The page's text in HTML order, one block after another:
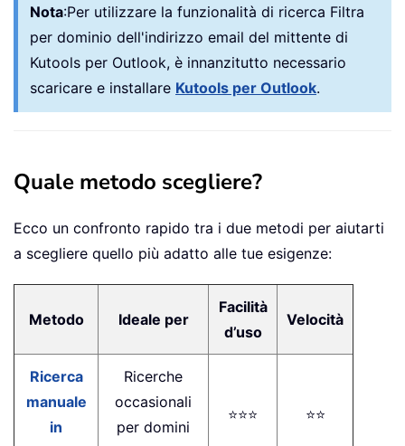
Nota:Per utilizzare la funzionalità di ricerca Filtra
per dominio dell'indirizzo email del mittente di
Kutools per Outlook, è innanzitutto necessario
scaricare e installare Kutools per Outlook.
Quale metodo scegliere?
Ecco un confronto rapido tra i due metodi per aiutarti
a scegliere quello più adatto alle tue esigenze:
Metodo Ideale per
Facilità
d’uso
Velocità
Ricerca
manuale
in
Ricerche
occasionali
per domini
⭐⭐⭐ ⭐⭐